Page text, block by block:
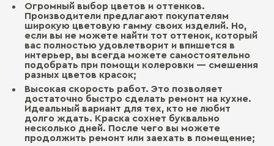
Огромный выбор цветов и оттенков.
Производители предлагают покупателям
широкую цветовую гамму своих изделий. Но,
если вы не можете найти тот оттенок, который
вас полностью удовлетворит и впишется в
интерьер, вы всегда можете самостоятельно
подобрать при помощи колеровки — смешения
разных цветов красок;
Высокая скорость работ. Это позволяет
достаточно быстро сделать ремонт на кухне.
Идеальный вариант для тех, кто не любит
долго ждать. Краска сохнет буквально
несколько дней. После чего вы можете
продолжить ремонт или заехать в помещение;